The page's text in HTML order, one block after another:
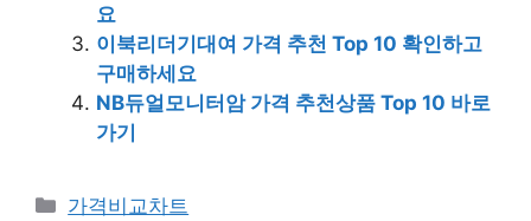
요
이북리더기대여 가격 추천 Top 10 확인하고
구매하세요
NB듀얼모니터암 가격 추천상품 Top 10 바로
가기
카
가격비교차트